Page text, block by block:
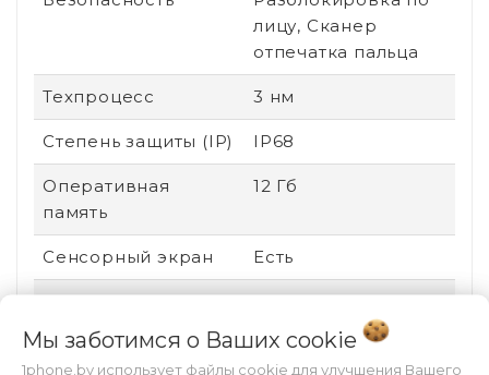
лицу, Сканер
отпечатка пальца
Техпроцесс 3 нм
Степень защиты (IP) IP68
Оперативная
память
12 Гб
Сенсорный экран Есть
Стандарт связи
2G (GSM), 3G (UMTS),
4G (LTE), 5G
Мы заботимся о Ваших cookie
1phone.by использует файлы cookie для улучшения Вашего